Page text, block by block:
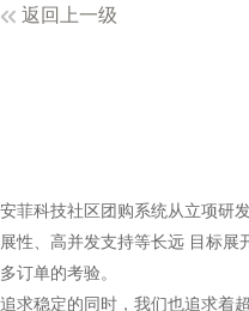
返回上一级
安菲科技社区团购系统从立项研
展性、高并发支持等长远 目标展
多订单的考验。
追求稳定的同时，我们也追求着